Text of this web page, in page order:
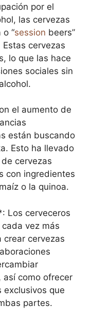
por el
las cervezas
“session beers”
cervezas
lo que las hace
sociales sin
el aumento de
están buscando
Esto ha llevado
cervezas
con ingredientes
o la quinoa.
Los cerveceros
vez más
crear cervezas
así como ofrecer
exclusivos que
partes.